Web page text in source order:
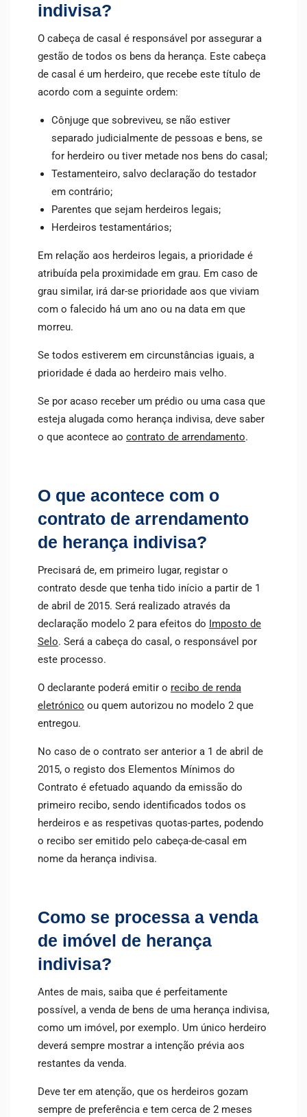
indivisa?
O cabeça de casal é responsável por assegurar a
gestão de todos os bens da herança. Este cabeça
de casal é um herdeiro, que recebe este título de
acordo com a seguinte ordem:
Cônjuge que sobreviveu, se não estiver
separado judicialmente de pessoas e bens, se
for herdeiro ou tiver metade nos bens do casal;
Testamenteiro, salvo declaração do testador
em contrário;
Parentes que sejam herdeiros legais;
Herdeiros testamentários;
Em relação aos herdeiros legais, a prioridade é
atribuída pela proximidade em grau. Em caso de
grau similar, irá dar-se prioridade aos que viviam
com o falecido há um ano ou na data em que
morreu.
Se todos estiverem em circunstâncias iguais, a
prioridade é dada ao herdeiro mais velho.
Se por acaso receber um prédio ou uma casa que
esteja alugada como herança indivisa, deve saber
o que acontece ao contrato de arrendamento.
O que acontece com o
contrato de arrendamento
de herança indivisa?
Precisará de, em primeiro lugar, registar o
contrato desde que tenha tido início a partir de 1
de abril de 2015. Será realizado através da
declaração modelo 2 para efeitos do Imposto de
Selo. Será a cabeça do casal, o responsável por
este processo.
O declarante poderá emitir o recibo de renda
eletrónico ou quem autorizou no modelo 2 que
entregou.
No caso de o contrato ser anterior a 1 de abril de
2015, o registo dos Elementos Mínimos do
Contrato é efetuado aquando da emissão do
primeiro recibo, sendo identificados todos os
herdeiros e as respetivas quotas-partes, podendo
o recibo ser emitido pelo cabeça-de-casal em
nome da herança indivisa.
Como se processa a venda
de imóvel de herança
indivisa?
Antes de mais, saiba que é perfeitamente
possível, a venda de bens de uma herança indivisa,
como um imóvel, por exemplo. Um único herdeiro
deverá sempre mostrar a intenção prévia aos
restantes da venda.
Deve ter em atenção, que os herdeiros gozam
sempre de preferência e tem cerca de 2 meses